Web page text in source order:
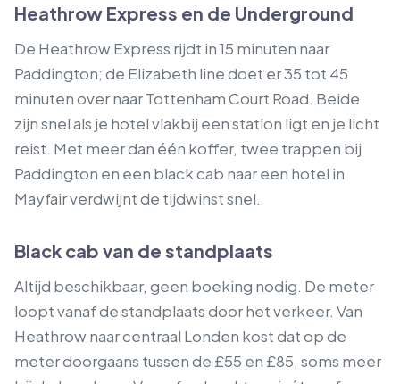
Heathrow Express en de Underground
De Heathrow Express rijdt in 15 minuten naar
Paddington; de Elizabeth line doet er 35 tot 45
minuten over naar Tottenham Court Road. Beide
zijn snel als je hotel vlakbij een station ligt en je licht
reist. Met meer dan één koffer, twee trappen bij
Paddington en een black cab naar een hotel in
Mayfair verdwijnt de tijdwinst snel.
Black cab van de standplaats
Altijd beschikbaar, geen boeking nodig. De meter
loopt vanaf de standplaats door het verkeer. Van
Heathrow naar centraal Londen kost dat op de
meter doorgaans tussen de £55 en £85, soms meer